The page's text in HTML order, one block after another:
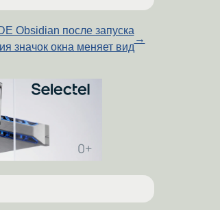
Obsidian после запуска
значок окна меняет вид
→